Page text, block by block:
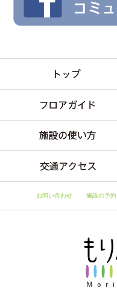
お問い合わせ 施設の予約